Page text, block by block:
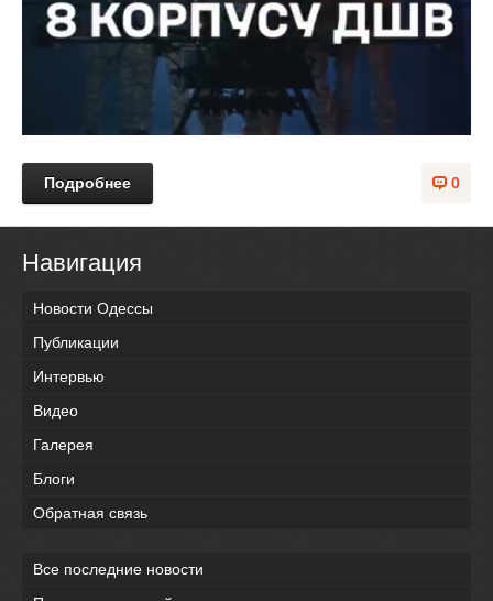
0
Подробнее
Навигация
Новости Одессы
Публикации
Интервью
Видео
Галерея
Блоги
Обратная связь
Все последние новости